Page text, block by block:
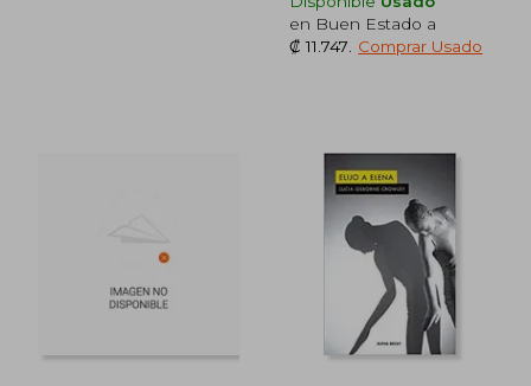
en Buen Estado a
₡ 11.747
Comprar Usado